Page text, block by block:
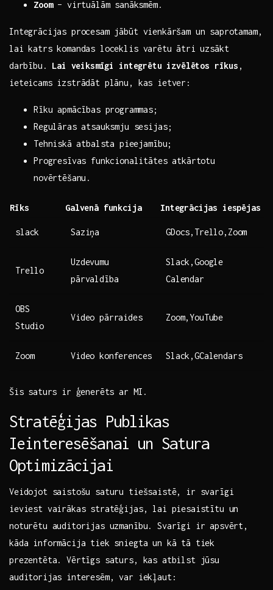
Zoom– virtuālām sanāksmēm.
Integrācijas ​procesam jābūt vienkāršam un saprotamam,
lai katrs komandas loceklis varētu ātri ⁢uzsākt
⁤darbību.⁤ Lai veiksmīgi integrētu izvēlētos rīkus ,⁤
ieteicams izstrādāt plānu, kas ietver:
Rīku apmācības programmas;
Regulāras atsauksmju sesijas;
Tehniskā ⁢atbalsta pieejamību;
Progresīvas funkcionalitātes atkārtotu
novērtēšanu.
Rīks Galvenā funkcija Integrācijas iespējas
slack Saziņa GDocs,Trello,Zoom
Trello
Uzdevumu
pārvaldība
Slack,Google
Calendar
OBS⁢
Studio
Video​ pārraides Zoom,YouTube
Zoom Video konferences Slack,GCalendars
Šis ⁣saturs ir ģenerēts ar MI.
Stratēģijas Publikas
Ieinteresēšanai un Satura
Optimizācijai
Veidojot saistošu saturu tiešsaistē, ir svarīgi
ieviest vairākas stratēģijas, lai piesaistītu un
noturētu auditorijas uzmanību. Svarīgi ir apsvērt,
kāda ‍informācija tiek sniegta un kā tā tiek
prezentēta. Vērtīgs saturs, kas atbilst jūsu
auditorijas interesēm, var iekļaut: